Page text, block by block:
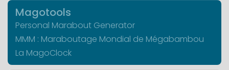
Magotools
Personal Marabout Generator
MMM : Maraboutage Mondial de Mégabambou
La MagoClock